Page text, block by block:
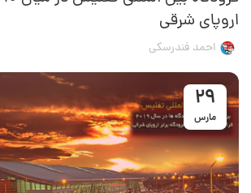
اروپای شرقی
احمد فندرسکی
29
مارس